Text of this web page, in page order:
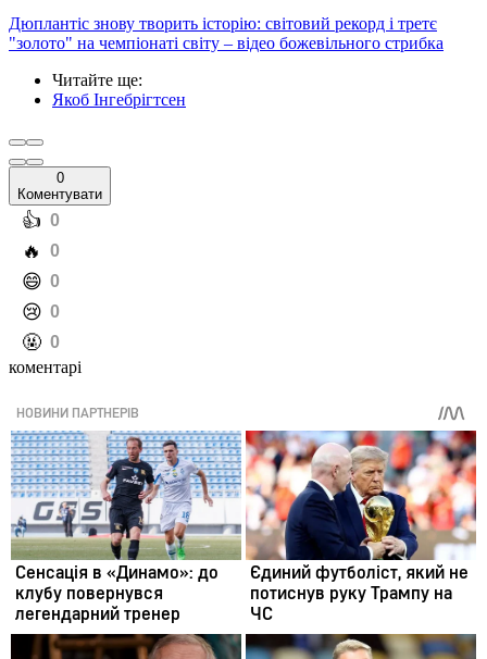
Дюплантіс знову творить історію: світовий рекорд і третє
"золото" на чемпіонаті світу – відео божевільного стрибка
Читайте ще:
Якоб Інгебрігтсен
0
Коментувати
️👍 0
️🔥 0
️😄 0
️😢 0
️🤬 0
коментарі